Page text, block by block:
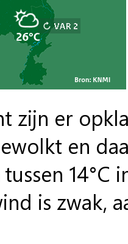
zijn er
en
14°C
is zwak,